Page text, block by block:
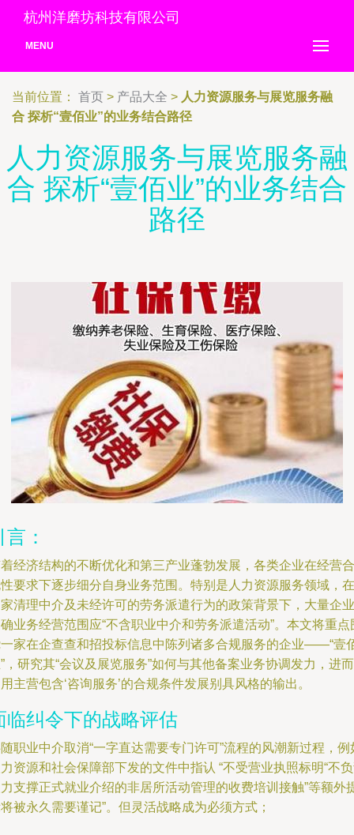
杭州洋磨坊科技有限公司
MENU
当前位置： 首页 > 产品大全 > 人力资源服务与展览服务融
合 探析“壹佰业”的业务结合路径
人力资源服务与展览服务融
合 探析“壹佰业”的业务结合
路径
言：
经济结构的不断优化和第三产业蓬勃发展，各类企业在经营合
要求下逐步细分自身业务范围。特别是人力资源服务领域，在
清理中介及未经许可的劳务派遣行为的政策背景下，大量企业
业务经营范围应“不含职业中介和劳务派遣活动”。本文将重点
家在企查查和招投标信息中陈列诸多合规服务的企业——“壹
，研究其“会议及展览服务”如何与其他备案业务协调发力，进而
主营包含‘咨询服务’的合规条件发展别具风格的输出。
临纠令下的战略评估
职业中介取消“一字直达需要专门许可”流程的风潮新过程，例
资源和社会保障部下发的文件中指认 “不受营业执照标明“不
支撑正式就业介绍的非居所活动管理的收费培训接触”等额外
被永久需要谨记”。但灵活战略成为必须方式；